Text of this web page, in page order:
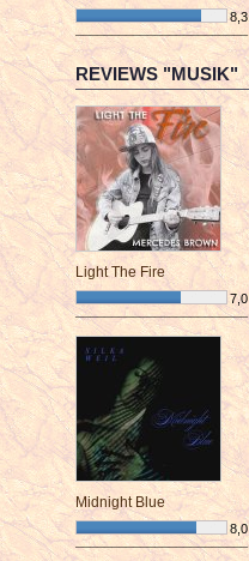
8,3
¯¯¯¯¯¯¯¯¯¯¯¯¯¯¯¯¯¯¯¯¯¯¯¯
REVIEWS "MUSIK"
Light The Fire
7,0
¯¯¯¯¯¯¯¯¯¯¯¯¯¯¯¯¯¯¯¯¯¯¯¯
Midnight Blue
8,0
¯¯¯¯¯¯¯¯¯¯¯¯¯¯¯¯¯¯¯¯¯¯¯¯